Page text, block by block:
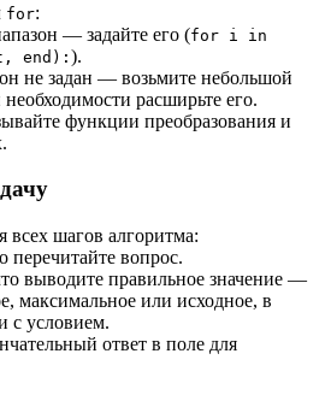
for:
— задайте его (for i in
end): ).
не задан — возьмите небольшой
необходимости расширьте его.
функции преобразования и
шагов алгоритма:
перечитайте вопрос.
выводите правильное значение —
максимальное или исходное, в
с условием.
ответ в поле для